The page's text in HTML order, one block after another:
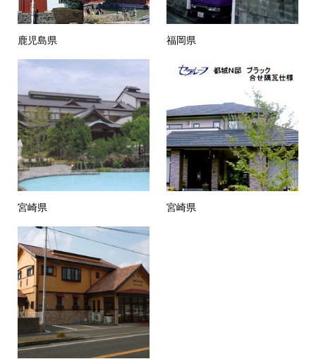
鹿児島県 福岡県
宮崎県 宮崎県